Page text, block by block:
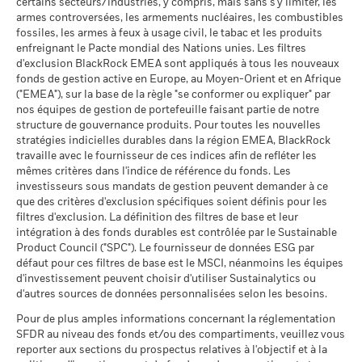
façon dont le fonds a été géré dans le passé
La performance est indiquée sur la base de la Valeur nette
d’inventaire (VNI), avec le revenu brut réinvesti le cas échéant.
Le rendement de votre investissement peut augmenter ou
diminuer en raison des fluctuations des devises si votre
investissement est effectué dans une devise autre que celle
utilisée dans le calcul des performances passées. Source :
Blackrock
30%.
Publication de la valeur nette d'inventaire:
www.blackrock.com/be, De Tijd,www.fundinfo.com. Pour toute
réclamation concernant ce compartiment, veuillez contacter
BlackRock au 02 402 49 00 ou par e-mail à l’adresse
belux@blackrock.com.Pour votre protection, les appels
téléphoniques sont souvent enregistrés.Vous pouvez
également contacter le Service de médiation des
consommateurs. Vous trouverez de plus amples informations
à l’adressehttp://www.ombudsfin.be.
Classification mondiale des
fonds selon Lipper
au 17/juil./2026
Equity Global Income
Moyenne pondérée de
l'intensité carbone MSCI
(tonnes de CO2e/M$ de
ventes)
au 17/juil./2026
% des avoirs à l'égard
desquels des données ESG
au 17/juil./2026
99,52
Pointage de qualité ESG
MSCI - centile par rapport aux
pairs
au 17/juil./2026
50,18
Fonds dans le groupe de
pairs
au 17/juil./2026
544
% de couverture MSCI
Weighted Average Carbon
Intensity
97,24
MSCI - Sables bitumineux
au 30/juin/2026
0,00%
Données sur la
participation aux secteurs
d'activité
au 30/juin/2026
100,15%
Pourcentage des avoirs du
fonds à l'égard desquels
des données ne sont pas
disponibles
au 30/juin/2026
L'exposition de BlackRock aux secteurs d'activité, telle qu'elle
est indiquée ci-dessus, pour le charbon thermique et les
sables bitumineux, est calculée et déclarée pour les
entreprises qui tirent plus de 5 % de leurs revenus du
charbon thermique ou des sables bitumineux, tel que défini
par MSCI ESG Research. L’exposition aux entreprises qui
génèrent des revenus à partir du charbon thermique ou des
certains secteurs/industries, y compris, mais sans s'y limiter, les
armes controversées, les armements nucléaires, les combustibles
fossiles, les armes à feux à usage civil, le tabac et les produits
enfreignant le Pacte mondial des Nations unies. Les filtres
d'exclusion BlackRock EMEA sont appliqués à tous les nouveaux
fonds de gestion active en Europe, au Moyen-Orient et en Afrique
("EMEA"), sur la base de la règle "se conformer ou expliquer" par
nos équipes de gestion de portefeuille faisant partie de notre
structure de gouvernance produits. Pour toutes les nouvelles
stratégies indicielles durables dans la région EMEA, BlackRock
travaille avec le fournisseur de ces indices afin de refléter les
mêmes critères dans l'indice de référence du fonds. Les
investisseurs sous mandats de gestion peuvent demander à ce
que des critères d'exclusion spécifiques soient définis pour les
filtres d'exclusion. La définition des filtres de base et leur
intégration à des fonds durables est contrôlée par le Sustainable
Product Council ("SPC"). Le fournisseur de données ESG par
défaut pour ces filtres de base est le MSCI, néanmoins les équipes
d'investissement peuvent choisir d'utiliser Sustainalytics ou
d'autres sources de données personnalisées selon les besoins.
Pour de plus amples informations concernant la réglementation
SFDR au niveau des fonds et/ou des compartiments, veuillez vous
reporter aux sections du prospectus relatives à l'objectif et à la